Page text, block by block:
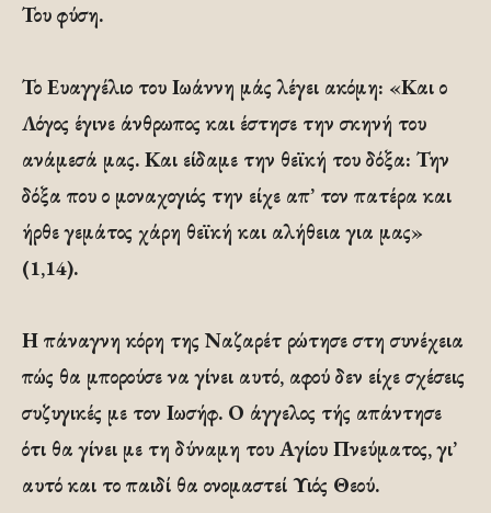
Του φύση.
Το Ευαγγέλιο του Ιωάννη μάς λέγει ακόμη: «Και ο
Λόγος έγινε άνθρωπος και έστησε την σκηνή του
ανάμεσά μας. Και είδαμε την θεϊκή του δόξα: Την
δόξα που ο μοναχογιός την είχε απ’ τον πατέρα και
ήρθε γεμάτος χάρη θεϊκή και αλήθεια για μας»
(1,14).
Η πάναγνη κόρη της Ναζαρέτ ρώτησε στη συνέχεια
πώς θα μπορούσε να γίνει αυτό, αφού δεν είχε σχέσεις
συζυγικές με τον Ιωσήφ. Ο άγγελος τής απάντησε
ότι θα γίνει με τη δύναμη του Αγίου Πνεύματος, γι’
αυτό και το παιδί θα ονομαστεί Υιός Θεού.